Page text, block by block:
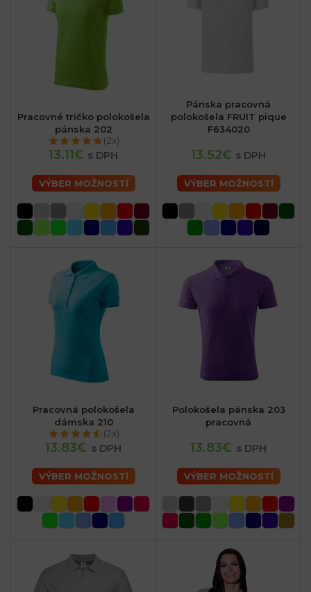
Pracovné tričko polokošela
pánska 202
(2x)
13.11€ s DPH
VÝBER MOŽNOSTÍ
Pánska pracovná
polokošela FRUIT pique
F634020
13.52€ s DPH
VÝBER MOŽNOSTÍ
Pracovná polokošela
dámska 210
(2x)
13.83€ s DPH
VÝBER MOŽNOSTÍ
Polokošela pánska 203
pracovná
13.83€ s DPH
VÝBER MOŽNOSTÍ